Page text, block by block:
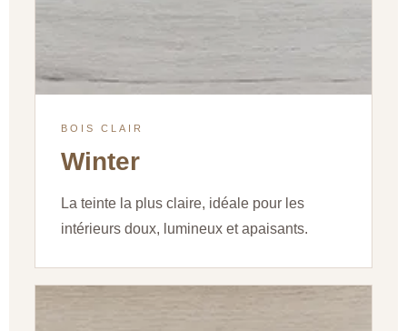
BOIS CLAIR
Winter
La teinte la plus claire, idéale pour les
intérieurs doux, lumineux et apaisants.